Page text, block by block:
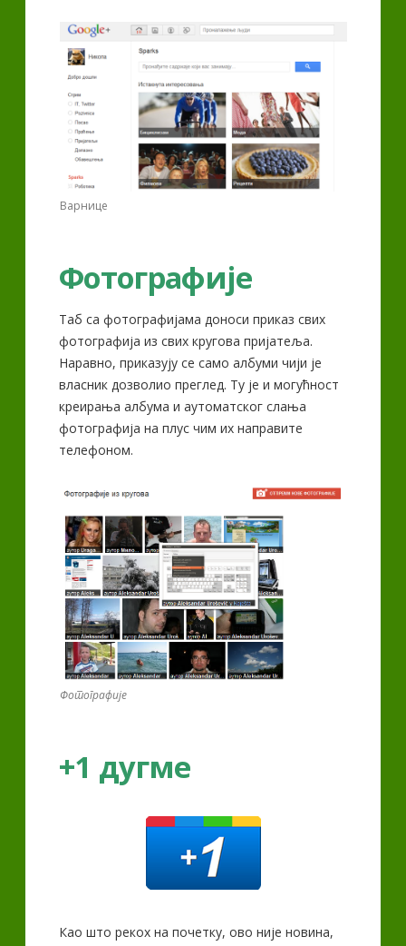
Варнице
Фотографије
Таб са фотографијама доноси приказ свих
фотографија из свих кругова пријатеља.
Наравно, приказују се само албуми чији је
власник дозволио преглед. Ту је и могућност
креирања албума и аутоматског слања
фотографија на плус чим их направите
телефоном.
Фотографије
+1 дугме
Као што рекох на почетку, ово није новина,